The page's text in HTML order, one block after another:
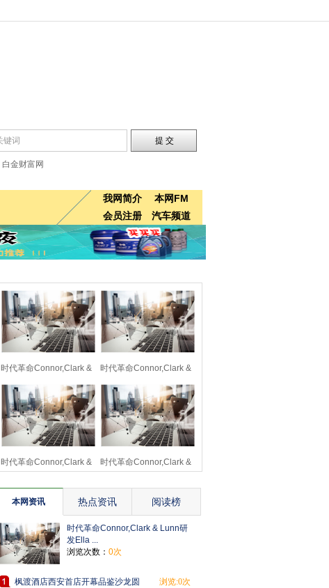
白金财富网
本网FM
我网简介
汽车频道
会员注册
时代革命Connor,Clark &
Lunn研发Ella
时代革命Connor,Clark &
Lunn研发Ella
时代革命Connor,Clark & 时代革命Connor,Clark &
本网资讯
热点资讯 阅读榜
时代革命Connor,Clark & Lunn研
发Ella ...
浏览次数： 0次
枫渡酒店西安首店开幕品鉴沙龙圆
浏览:0次